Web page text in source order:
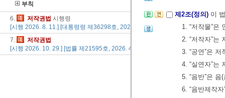
부칙
6. 저작권법 시행령
[시행 2026. 8. 11.] [대통령령 제36298호, 2026. 5. 6., 일부개정]
7.
저작권법
[시행 2026. 10. 29.] [법률 제21595호, 2026. 4. 28., 일부개정]
제2조(정의) 이
1. “저작물”은
2. “저작자”는
3. “공연”은
4. “실연자”는
5. “음반”은
6. “음반제작